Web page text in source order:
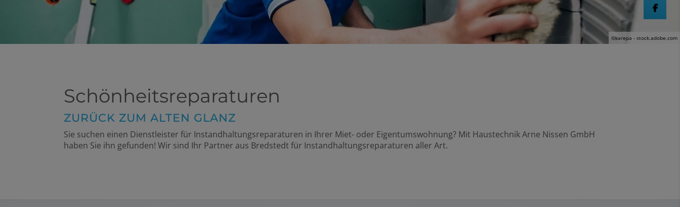
©karepa - stock.adobe.com
Schönheitsreparaturen
ZURÜCK ZUM ALTEN GLANZ
Sie suchen einen Dienstleister für Instandhaltungsreparaturen in Ihrer Miet- oder Eigentumswohnung? Mit Haustechnik Arne Nissen GmbH
haben Sie ihn gefunden! Wir sind Ihr Partner aus Bredstedt für Instandhaltungsreparaturen aller Art.